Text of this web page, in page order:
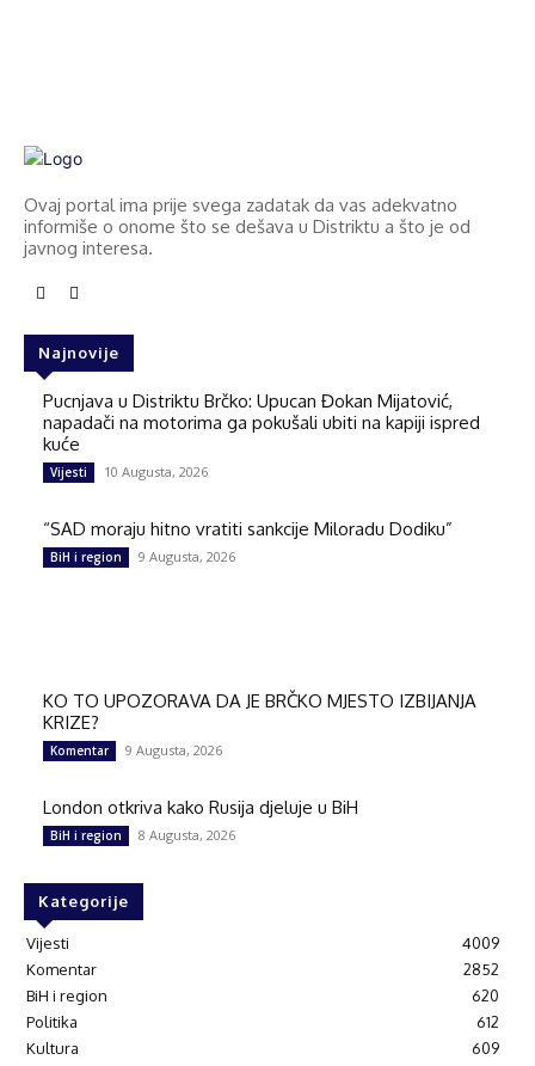
Ovaj portal ima prije svega zadatak da vas adekvatno
informiše o onome što se dešava u Distriktu a što je od
javnog interesa.
Najnovije
Pucnjava u Distriktu Brčko: Upucan Đokan Mijatović,
napadači na motorima ga pokušali ubiti na kapiji ispred
kuće
Vijesti 10 Augusta, 2026
“SAD moraju hitno vratiti sankcije Miloradu Dodiku”
BiH i region 9 Augusta, 2026
KO TO UPOZORAVA DA JE BRČKO MJESTO IZBIJANJA
KRIZE?
Komentar 9 Augusta, 2026
London otkriva kako Rusija djeluje u BiH
BiH i region 8 Augusta, 2026
Kategorije
Vijesti
4009
Komentar
2852
BiH i region
620
Politika
612
Kultura
609